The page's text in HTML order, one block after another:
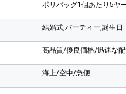
ポリバッグ1個あたり5ヤ
結婚式,パーティー,誕生日
高品質/優良価格/迅速な
海上/空中/急便